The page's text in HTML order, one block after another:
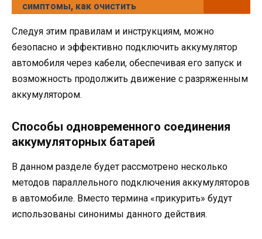
симптомы, как очистить
Следуя этим правилам и инструкциям, можно
безопасно и эффективно подключить аккумулятор
автомобиля через кабели, обеспечивая его запуск и
возможность продолжить движение с разряженным
аккумулятором.
Способы одновременного соединения
аккумуляторных батарей
В данном разделе будет рассмотрено несколько
методов параллельного подключения аккумуляторов
в автомобиле. Вместо термина «прикурить» будут
использованы синонимы данного действия.